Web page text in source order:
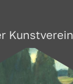
Kunstverein